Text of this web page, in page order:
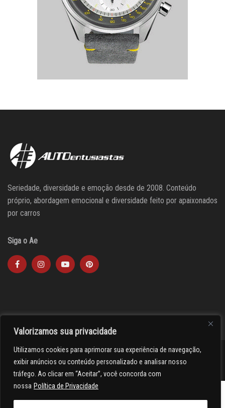
Valorizamos sua privacidade
Utilizamos cookies para aprimorar sua experiência de navegação,
exibir anúncios ou conteúdo personalizado e analisar nosso
tráfego. Ao clicar em “Aceitar”, você concorda com
nossa Política de Privacidade
Seriedade, diversidade e emoção desde de 2008. Conteúdo
próprio, abordagem emocional e diversidade feito por apaixonados
por carros
Siga o Ae
><(((º> 17